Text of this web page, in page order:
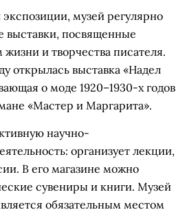
музей регулярно
выставки, посвященные
и творчества писателя.
открылась выставка «Надел
о моде 1920–1930-х годов
«Мастер и Маргарита».
научно-
организует лекции,
В его магазине можно
сувениры и книги. Музей
обязательным местом